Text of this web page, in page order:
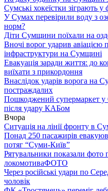
Сумські хокеїстки зіграють
У Сумах перевірили воду з
норм?
Діти Сумщини поїхали на
Вночі ворог ударив авіацією
інфраструктури на Сумщині
Евакуація заради життя: до
виїхати з прикордоння
Внаслідок ударів ворога на
постраждалих
Пошкоджений супермаркет у
після удару КАБом
Вчора
Ситуація на лінії фронту в
Понад 250 пасажирів
потяг “Суми-Київ”
Рятувальники показали
локомотиваФОТО
Через російські удари по
чоловік